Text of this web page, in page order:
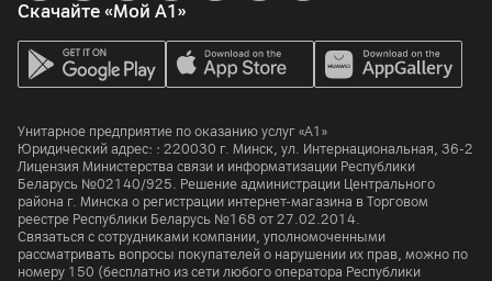
Скачайте «Мой А1»
Унитарное предприятие по оказанию услуг «А1»
Юридический адрес: : 220030 г. Минск, ул. Интернациональная, 36-2
Лицензия Министерства связи и информатизации Республики
Беларусь №02140/925. Решение администрации Центрального
района г. Минска о регистрации интернет-магазина в Торговом
реестре Республики Беларусь №168 от 27.02.2014.
Связаться с сотрудниками компании, уполномоченными
рассматривать вопросы покупателей о нарушении их прав, можно по
номеру 150 (бесплатно из сети любого оператора Республики